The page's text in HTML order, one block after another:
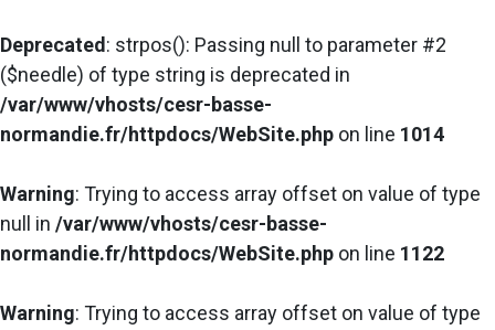
Deprecated : strpos(): Passing null to parameter #2
($needle) of type string is deprecated in
/var/www/vhosts/cesr-basse-
normandie.fr/httpdocs/WebSite.php on line 1014
Warning: Trying to access array offset on value of type
null in /var/www/vhosts/cesr-basse-
normandie.fr/httpdocs/WebSite.php on line 1122
Warning: Trying to access array offset on value of type